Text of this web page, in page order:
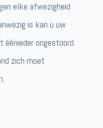
elke afwezigheid
is kan u uw
ongestoord
zich moet